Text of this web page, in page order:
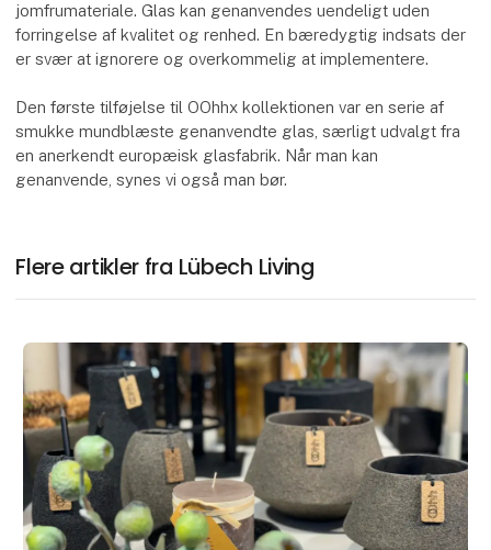
jomfrumateriale. Glas kan genanvendes uendeligt uden
forringelse af kvalitet og renhed. En bæredygtig indsats der
er svær at ignorere og overkommelig at implementere.
Den første tilføjelse til OOhhx kollektionen var en serie af
smukke mundblæste genanvendte glas, særligt udvalgt fra
en anerkendt europæisk glasfabrik. Når man kan
genanvende, synes vi også man bør.
Flere artikler fra Lübech Living